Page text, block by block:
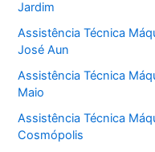
Jardim
Assistência Técnica
José Aun
Assistência Técnica
Maio
Assistência Técnica
Cosmópolis